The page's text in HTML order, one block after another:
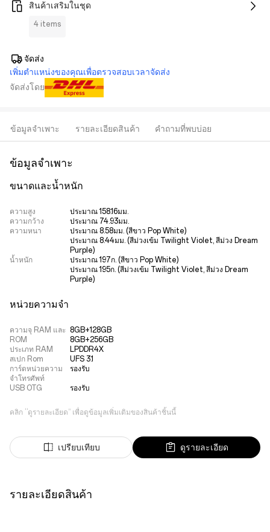
สินค้าเสริมในชุด
4 items
จัดส่ง
เพิ่มตำแหน่งของคุณเพื่อตรวจสอบเวลาจัดส่ง
จัดส่งโดย
ข้อมูลจำเพาะ รายละเอียดสินค้า คำถามที่พบบ่อย
ข้อมูลจำเพาะ
ขนาดและน้ำหนัก
ความสูง
ประมาณ 158.16มม.
ความกว้าง
ประมาณ 74.93มม.
ความหนา
ประมาณ 8.58มม. (สีขาว Pop White)
ประมาณ 8.44มม. (สีม่วงเข้ม Twilight Violet, สีม่วง Dream
Purple)
น้ำหนัก
ประมาณ 197ก. (สีขาว Pop White)
ประมาณ 195ก. (สีม่วงเข้ม Twilight Violet, สีม่วง Dream
Purple)
หน่วยความจำ
ความจุ RAM และ
ROM
8GB+128GB
8GB+256GB
ประเภท RAM
LPDDR4X
สเปก Rom
UFS 3.1
การ์ดหน่วยความ
จำโทรศัพท์
รองรับ
USB OTG รองรับ
คลิก “ดูรายละเอียด” เพื่อดูข้อมูลเพิ่มเติมของสินค้าชิ้นนี้
เปรียบเทียบ ดูรายละเอียด
รายละเอียดสินค้า